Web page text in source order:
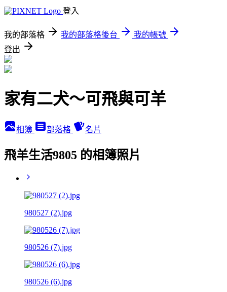
登入
我的部落格 我的部落格後台
我的帳號
登出
家有二犬～可飛與可羊
相簿 部落格 名片
飛羊生活9805 的相簿照片
980527 (2).jpg
980526 (7).jpg
980526 (6).jpg